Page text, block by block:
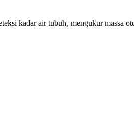
kadar air tubuh, mengukur massa